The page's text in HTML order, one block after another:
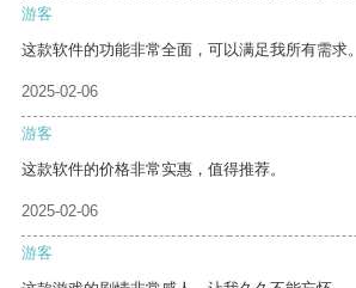
游客
这款软件的功能非常全面，可以满足我所有需求。
2025-02-06
游客
这款软件的价格非常实惠，值得推荐。
2025-02-06
游客